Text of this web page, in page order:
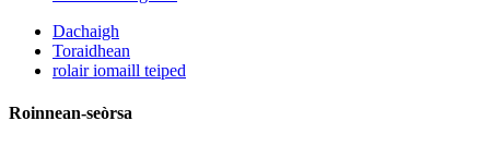
Dachaigh
Toraidhean
rolair iomaill teiped
Roinnean-seòrsa